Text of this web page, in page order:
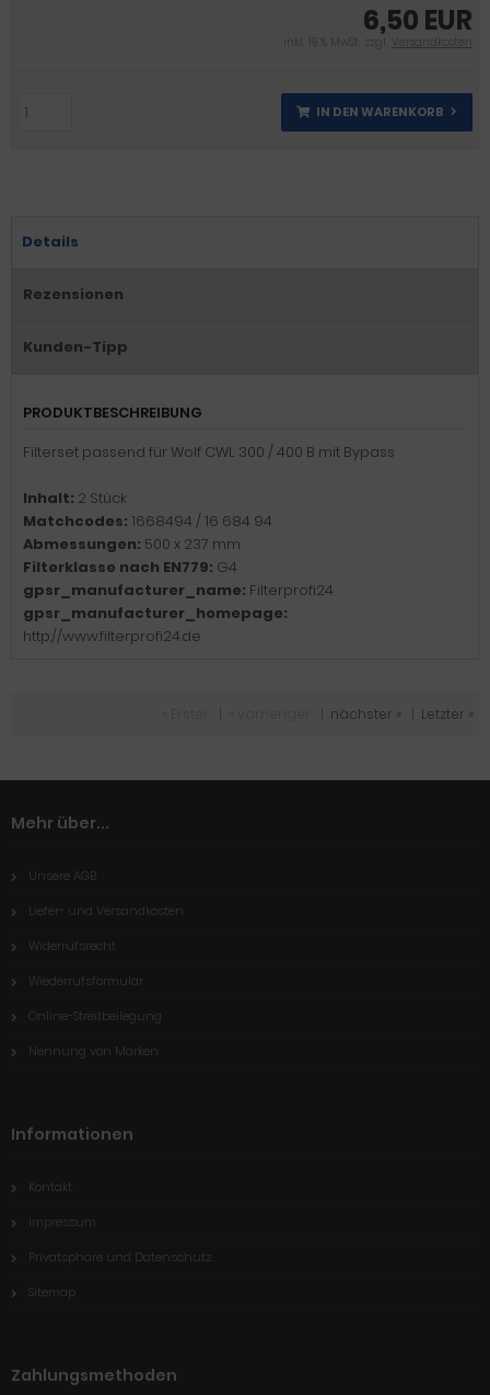
6,50 EUR
inkl. 19 % MwSt. zzgl. Versandkosten
IN DEN WARENKORB
Details
Rezensionen
Kunden-Tipp
PRODUKTBESCHREIBUNG
Filterset passend für Wolf CWL 300 / 400 B mit Bypass
Inhalt: 2 Stück
Matchcodes: 1668494 / 16 684 94
Abmessungen: 500 x 237 mm
Filterklasse nach EN779: G4
gpsr_manufacturer_name: Filterprofi24
gpsr_manufacturer_homepage:
http://www.filterprofi24.de
nächster » Letzter »
Mehr über...
Unsere AGB
Liefer- und Versandkosten
Widerrufsrecht
Wiederrufsformular
Online-Streitbeilegung
Nennung von Marken
Informationen
Kontakt
Impressum
Privatsphäre und Datenschutz
Sitemap
Zahlungsmethoden